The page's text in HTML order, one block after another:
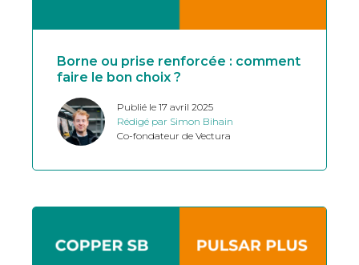
Borne ou prise renforcée : comment
faire le bon choix ?
Publié le 17 avril 2025
Rédigé par Simon Bihain
Co-fondateur de Vectura